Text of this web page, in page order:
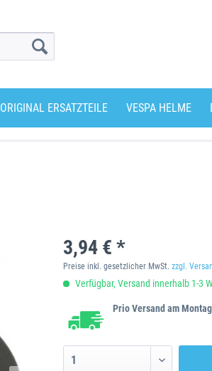
ORIGINAL ERSATZTEILE VESPA HELME
3,94 € *
Preise inkl. gesetzlicher MwSt.zzgl.
Verfügbar, Versand innerhalb 1-3
Prio Versand am